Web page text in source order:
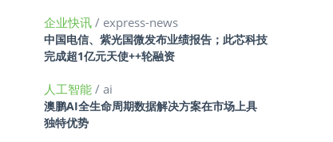
企业快讯 / express-news
中国电信、紫光国微发布业绩报告；此芯科技
完成超1亿元天使++轮融资
人工智能 / ai
澳鹏AI全生命周期数据解决方案在市场上具
独特优势